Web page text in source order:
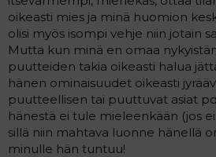
oikeasti mies ja minä huomion
olisi myös isompi vehje niin jotain
Mutta kun minä en omaa
puutteiden takia oikeasti halua
hänen ominaisuudet oikeasti
puutteellisen tai puuttuvat asiat
hänestä ei tule mieleenkään (jos ei
sillä niin mahtava luonne hänellä
minulle hän tuntuu!